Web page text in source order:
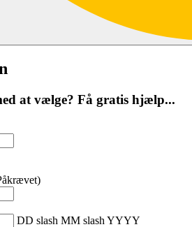
at vælge? Få gratis hjælp...
DD slash MM slash YYYY